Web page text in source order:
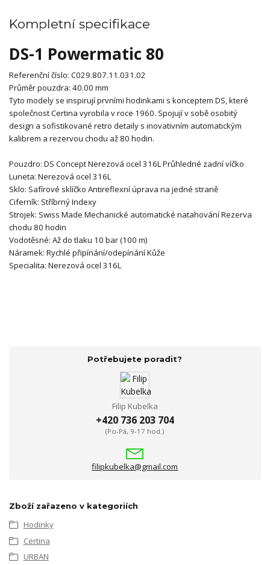
Kompletní specifikace
DS-1 Powermatic 80
Referenční číslo: C029.807.11.031.02
Průměr pouzdra: 40.00 mm
Tyto modely se inspirují prvními hodinkami s konceptem DS, které
společnost Certina vyrobila v roce 1960. Spojují v sobě osobitý
design a sofistikované retro detaily s inovativním automatickým
kalibrem a rezervou chodu až 80 hodin.
Pouzdro: DS ConceptNerezová ocel 316LPrůhledné zadní víčko
Luneta: Nerezová ocel 316L
Sklo: Safírové sklíčko Antireflexní úprava na jedné straně
Ciferník: StříbrnýIndexy
Strojek: Swiss Made Mechanické automatické natahováníRezerva
chodu 80 hodin
Vodotěsné: Až do tlaku 10 bar (100 m)
Náramek: Rychlé připínání/odepínáníKůže
Specialita: Nerezová ocel 316L
Potřebujete poradit?
Filip Kubelka
+420 736 203 704
(Po-Pá, 9-17 hod.)
filipkubelka@gmail.com
Zboží zařazeno v kategoriích
Hodinky
Certina
URBAN